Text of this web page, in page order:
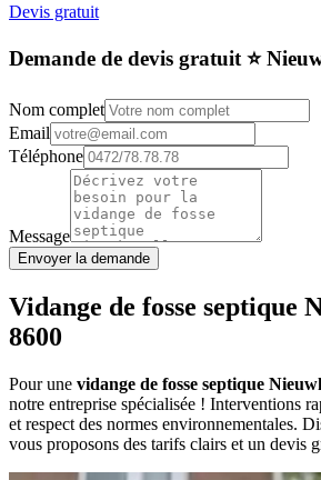
Devis gratuit
Demande de devis gratuit ⭐️
Nom complet
Email
Téléphone
Message
Envoyer la demande
Vidange de fosse septique
8600
Pour une vidange de fosse septique
notre entreprise spécialisée ! Interventions
et respect des normes environnementales.
vous proposons des tarifs clairs et un devis